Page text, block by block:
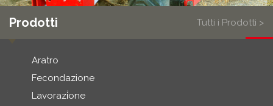
Prodotti Tutti i Prodotti >
Aratro
Fecondazione
Lavorazi̇one